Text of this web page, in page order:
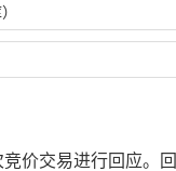
价交易进行回应。